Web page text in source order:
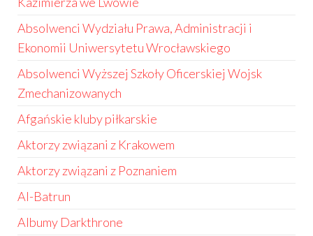
Absolwenci Wydziału Prawa, Administracji i
Ekonomii Uniwersytetu Wrocławskiego
Absolwenci Wyższej Szkoły Oficerskiej Wojsk
Zmechanizowanych
Afgańskie kluby piłkarskie
Aktorzy związani z Krakowem
Aktorzy związani z Poznaniem
Al-Batrun
Albumy Darkthrone